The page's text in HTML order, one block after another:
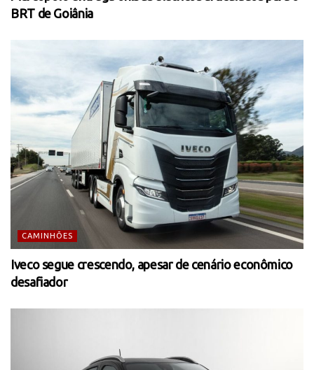
BRT de Goiânia
CAMINHÕES
Iveco segue crescendo, apesar de cenário econômico
desafiador